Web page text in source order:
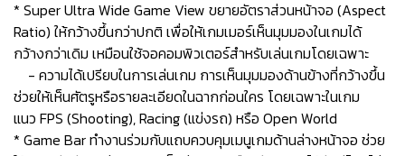
* Super Ultra Wide Game View ขยายอัตราส่วนหน้าจอ (Aspect
Ratio) ให้กว้างขึ้นกว่าปกติ เพื่อให้เกมเมอร์เห็นมุมมองในเกมได้
กว้างกว่าเดิม เหมือนใช้จอคอมพิวเตอร์สำหรับเล่นเกมโดยเฉพาะ
- ความได้เปรียบในการเล่นเกม การเห็นมุมมองด้านข้างที่กว้างขึ้น
ช่วยให้เห็นศัตรูหรือรายละเอียดในฉากก่อนใคร โดยเฉพาะในเกม
แนว FPS (Shooting), Racing (แข่งรถ) หรือ Open World
* Game Bar ทำงานร่วมกับแถบควบคุมเมนูเกมด้านล่างหน้าจอ ช่วย